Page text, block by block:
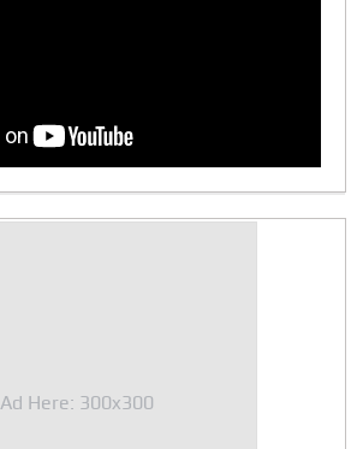
Ad Here: 300x300